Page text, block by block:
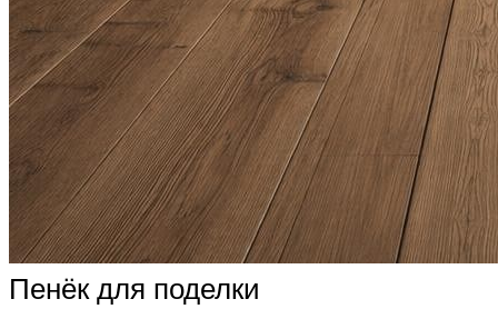
Пенёк для поделки